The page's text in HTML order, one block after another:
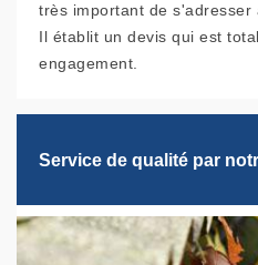
très important de s'adresser
Il établit un devis qui est
engagement.
Service de qualité par